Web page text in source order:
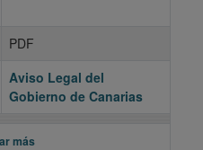
PDF
Aviso Legal del
Gobierno de Canarias
más